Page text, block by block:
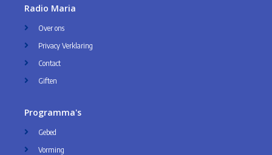
Radio Maria
Over ons
Privacy Verklaring
Contact
Giften
Programma's
Gebed
Vorming